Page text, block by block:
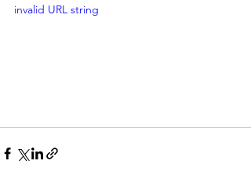
invalid URL string